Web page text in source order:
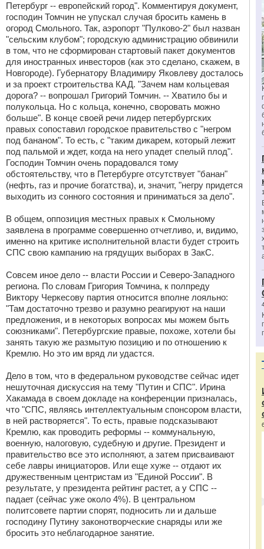
Петербург -- европейский город". Комментируя документ,
господин Томчин не упускал случая бросить камень в
огород Смольного. Так, аэропорт "Пулково-2" был назван
"сельским клубом"; городскую администрацию обвинили
в том, что не сформирован стартовый пакет документов
для иностранных инвесторов (как это сделано, скажем, в
Новгороде). Губернатору Владимиру Яковлеву досталось
и за проект строительства КАД. "Зачем нам кольцевая
дорога? -- вопрошал Григорий Томчин. -- Хватило бы и
полукольца. Но с кольца, конечно, своровать можно
больше". В конце своей речи лидер петербургских
правых сопоставил городское правительство с "негром
под бананом". То есть, с "таким дикарем, который лежит
под пальмой и ждет, когда на него упадет спелый плод".
Господин Томчин очень порадовался тому
обстоятельству, что в Петербурге отсутствует "банан"
(нефть, газ и прочие богатства), и, значит, "негру придется
выходить из сонного состояния и приниматься за дело".
В общем, оппозиция местных правых к Смольному
заявлена в программе совершенно отчетливо, и, видимо,
именно на критике исполнительной власти будет строить
СПС свою кампанию на грядущих выборах в ЗакС.
Совсем иное дело -- власти России и Северо-Западного
региона. По словам Григория Томчина, к полпреду
Виктору Черкесову партия относится вполне лояльно:
"Там достаточно трезво и разумно реагируют на наши
предложения, и в некоторых вопросах мы можем быть
союзниками". Петербургские правые, похоже, хотели бы
занять такую же размытую позицию и по отношению к
Кремлю. Но это им вряд ли удастся.
Дело в том, что в федеральном руководстве сейчас идет
нешуточная дискуссия на тему "Путин и СПС". Ирина
Хакамада в своем докладе на конференции призналась,
что "СПС, являясь интеллектуальным спонсором власти,
в ней растворяется". То есть, правые подсказывают
Кремлю, как проводить реформы -- коммунальную,
военную, налоговую, судебную и другие. Президент и
правительство все это исполняют, а затем присваивают
себе лавры инициаторов. Или еще хуже -- отдают их
дружественным центристам из "Единой России". В
результате, у президента рейтинг растет, а у СПС --
падает (сейчас уже около 4%). В центральном
политсовете партии спорят, подносить ли и дальше
господину Путину законотворческие снаряды или же
бросить это неблагодарное занятие.